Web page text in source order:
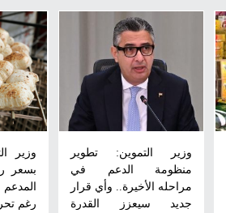
وزير التموين: تطوير
منظومة الدعم في
مراحله الأخيرة.. وأي قرار
جديد سيعزز القدرة
وزير
بسعر
رغم